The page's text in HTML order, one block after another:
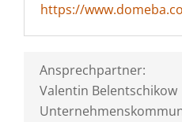
https://
Ansprechpartner:
Valentin Belentschikow